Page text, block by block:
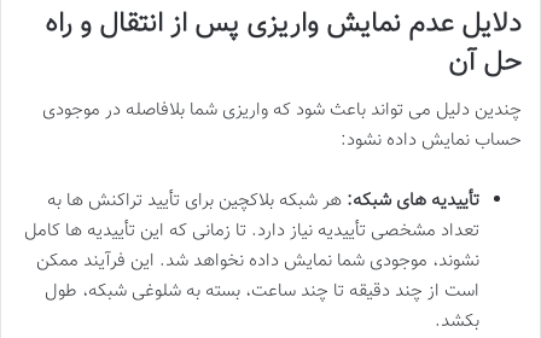
دلایل عدم نمایش واریزی پس از انتقال و راه
حل آن
چندین دلیل می تواند باعث شود که واریزی شما بلافاصله در موجودی
حساب نمایش داده نشود:
تأییدیه های شبکه: هر شبکه بلاکچین برای تأیید تراکنش ها به
تعداد مشخصی تأییدیه نیاز دارد. تا زمانی که این تأییدیه ها کامل
نشوند، موجودی شما نمایش داده نخواهد شد. این فرآیند ممکن
است از چند دقیقه تا چند ساعت، بسته به شلوغی شبکه، طول
بکشد.